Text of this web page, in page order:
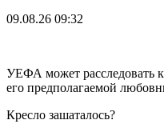
09.08.26 09:32
УЕФА может расследовать
его предполагаемой
Кресло зашаталось?